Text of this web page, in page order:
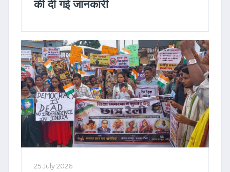
की दी गई जानकारी
25 July 2026